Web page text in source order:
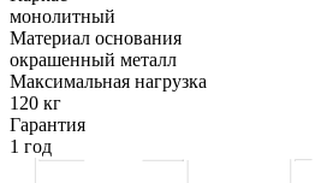
монолитный
Материал основания
окрашенный металл
Максимальная нагрузка
120 кг
Гарантия
1 год